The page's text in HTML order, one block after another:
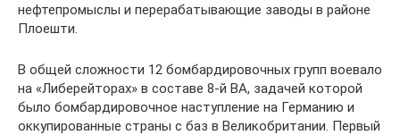
нефтепромыслы и перерабатывающие заводы в районе
Плоешти.
В общей сложности 12 бомбардировочных групп воевало
на «Либерейторах» в составе 8-й ВА, задачей которой
было бомбардировочное наступление на Германию и
оккупированные страны с баз в Великобритании. Первый